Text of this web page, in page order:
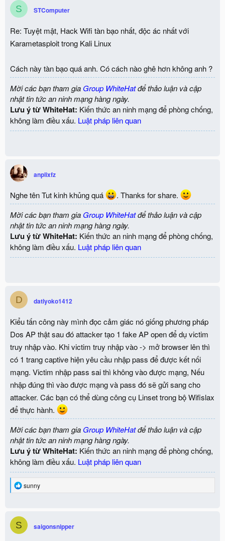
S STComputer
Re: Tuyệt mật, Hack Wifi tàn bạo nhất, độc ác nhất với
Karametasploit trong Kali Linux
Cách này tàn bạo quá anh. Có cách nào ghê hơn không anh ?
Mời các bạn tham gia Group WhiteHatđể thảo luận và cập
nhật tin tức an ninh mạng hàng ngày.
Lưu ý từ WhiteHat: Kiến thức an ninh mạng để phòng chống,
không làm điều xấu. Luật pháp liên quan
anplixfz
Nghe tên Tut kinh khủng quá
. Thanks for share.
Mời các bạn tham gia Group WhiteHatđể thảo luận và cập
nhật tin tức an ninh mạng hàng ngày.
Lưu ý từ WhiteHat: Kiến thức an ninh mạng để phòng chống,
không làm điều xấu. Luật pháp liên quan
D datlyoko1412
Kiểu tấn công này mình đọc cảm giác nó giống phương pháp
Dos AP thật sau đó attacker tạo 1 fake AP open để dụ victim
truy nhập vào. Khi victim truy nhập vào -> mở browser lên thì
có 1 trang captive hiện yêu cầu nhập pass để được kết nối
mạng. Victim nhập pass sai thì không vào được mạng, Nếu
nhập đúng thì vào được mạng và pass đó sẽ gửi sang cho
attacker. Các bạn có thể dùng công cụ Linset trong bộ Wifislax
để thực hành.
Mời các bạn tham gia Group WhiteHatđể thảo luận và cập
nhật tin tức an ninh mạng hàng ngày.
Lưu ý từ WhiteHat: Kiến thức an ninh mạng để phòng chống,
không làm điều xấu. Luật pháp liên quan
R
t
o
sunny
S saigonsnipper